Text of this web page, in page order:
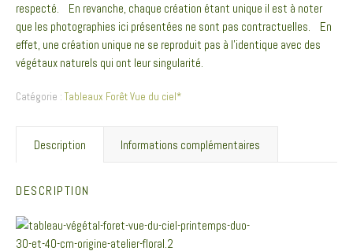
respecté. En revanche, chaque création étant unique il est à noter
que les photographies ici présentées ne sont pas contractuelles. En
effet, une création unique ne se reproduit pas à l’identique avec des
végétaux naturels qui ont leur singularité.
Catégorie : Tableaux Forêt Vue du ciel*
Description Informations complémentaires
DESCRIPTION